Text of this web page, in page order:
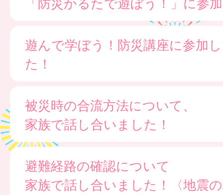
遊んで学ぼう！防災講座に参加
た！
被災時の合流方法について、
家族で話し合いました！
避難経路の確認について
家族で話し合いました！〈地震